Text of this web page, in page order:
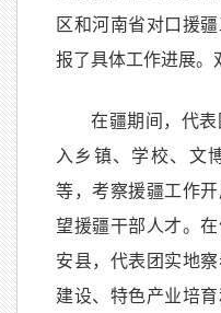
区和河南省对口援
报了具体工作进展。
在疆期间，代
入乡镇、学校、文
等，考察援疆工作
望援疆干部人才。
安县，代表团实地
建设、特色产业培